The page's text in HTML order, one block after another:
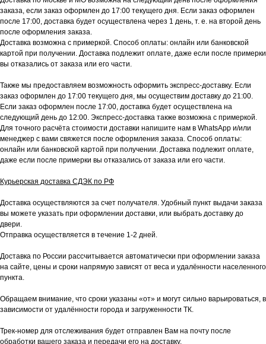
заказа, если заказ оформлен до 17:00 текущего дня. Если заказ оформлен
после 17:00, доставка будет осуществлена через 1 день, т. е. на второй день
после оформления заказа.
Доставка возможна с примеркой. Способ оплаты: онлайн или банковской
картой при получении. Доставка подлежит оплате, даже если после примерки
вы отказались от заказа или его части.
Также мы предоставляем возможность оформить экспресс-доставку. Если
заказ оформлен до 17:00 текущего дня, мы осуществим доставку до 21:00.
Если заказ оформлен после 17:00, доставка будет осуществлена на
следующий день до 12:00. Экспресс-доставка также возможна с примеркой.
Для точного расчёта стоимости доставки напишите нам в WhatsApp и/или
менеджер с вами свяжется после оформления заказа. Способ оплаты:
онлайн или банковской картой при получении. Доставка подлежит оплате,
даже если после примерки вы отказались от заказа или его части.
Курьерская доставка СДЭК по РФ
Доставка осуществляются за счет получателя. Удобный пункт выдачи заказа
вы можете указать при оформлении доставки, или выбрать доставку до
двери.
Отправка осуществляется в течение 1-2 дней.
Доставка по России рассчитывается автоматически при оформлении заказа
на сайте, цены и сроки напрямую зависят от веса и удалённости населенного
пункта.
Обращаем внимание, что сроки указаны «от» и могут сильно варьироваться, в
зависимости от удалённости города и загруженности ТК.
Трек-номер для отслеживания будет отправлен Вам на почту после
обработки вашего заказа и передачи его на доставку.